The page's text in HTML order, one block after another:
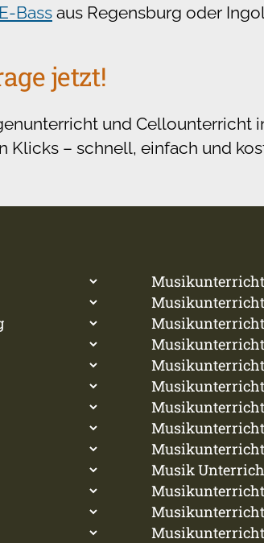
E-Bass aus Regensburg oder
jetzt!
und Cellounterricht
Klicks – schnell, einfach und